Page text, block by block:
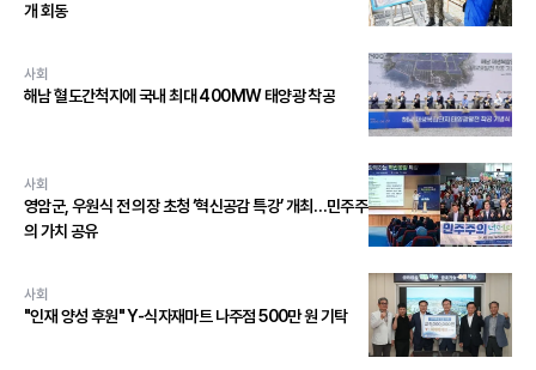
개 회동
사회
해남 혈도간척지에 국내 최대 400MW 태양광 착공
사회
영암군, 우원식 전 의장 초청 ‘혁신공감 특강’ 개최…민주주
의 가치 공유
사회
"인재 양성 후원" Y-식자재마트 나주점 500만 원 기탁